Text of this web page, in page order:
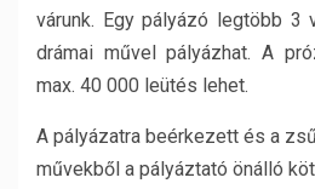
várunk. Egy pályázó legtöbb
drámai művel pályázhat. A
max. 40 000 leütés lehet.
A pályázatra beérkezett és a
művekből a pályáztató önálló